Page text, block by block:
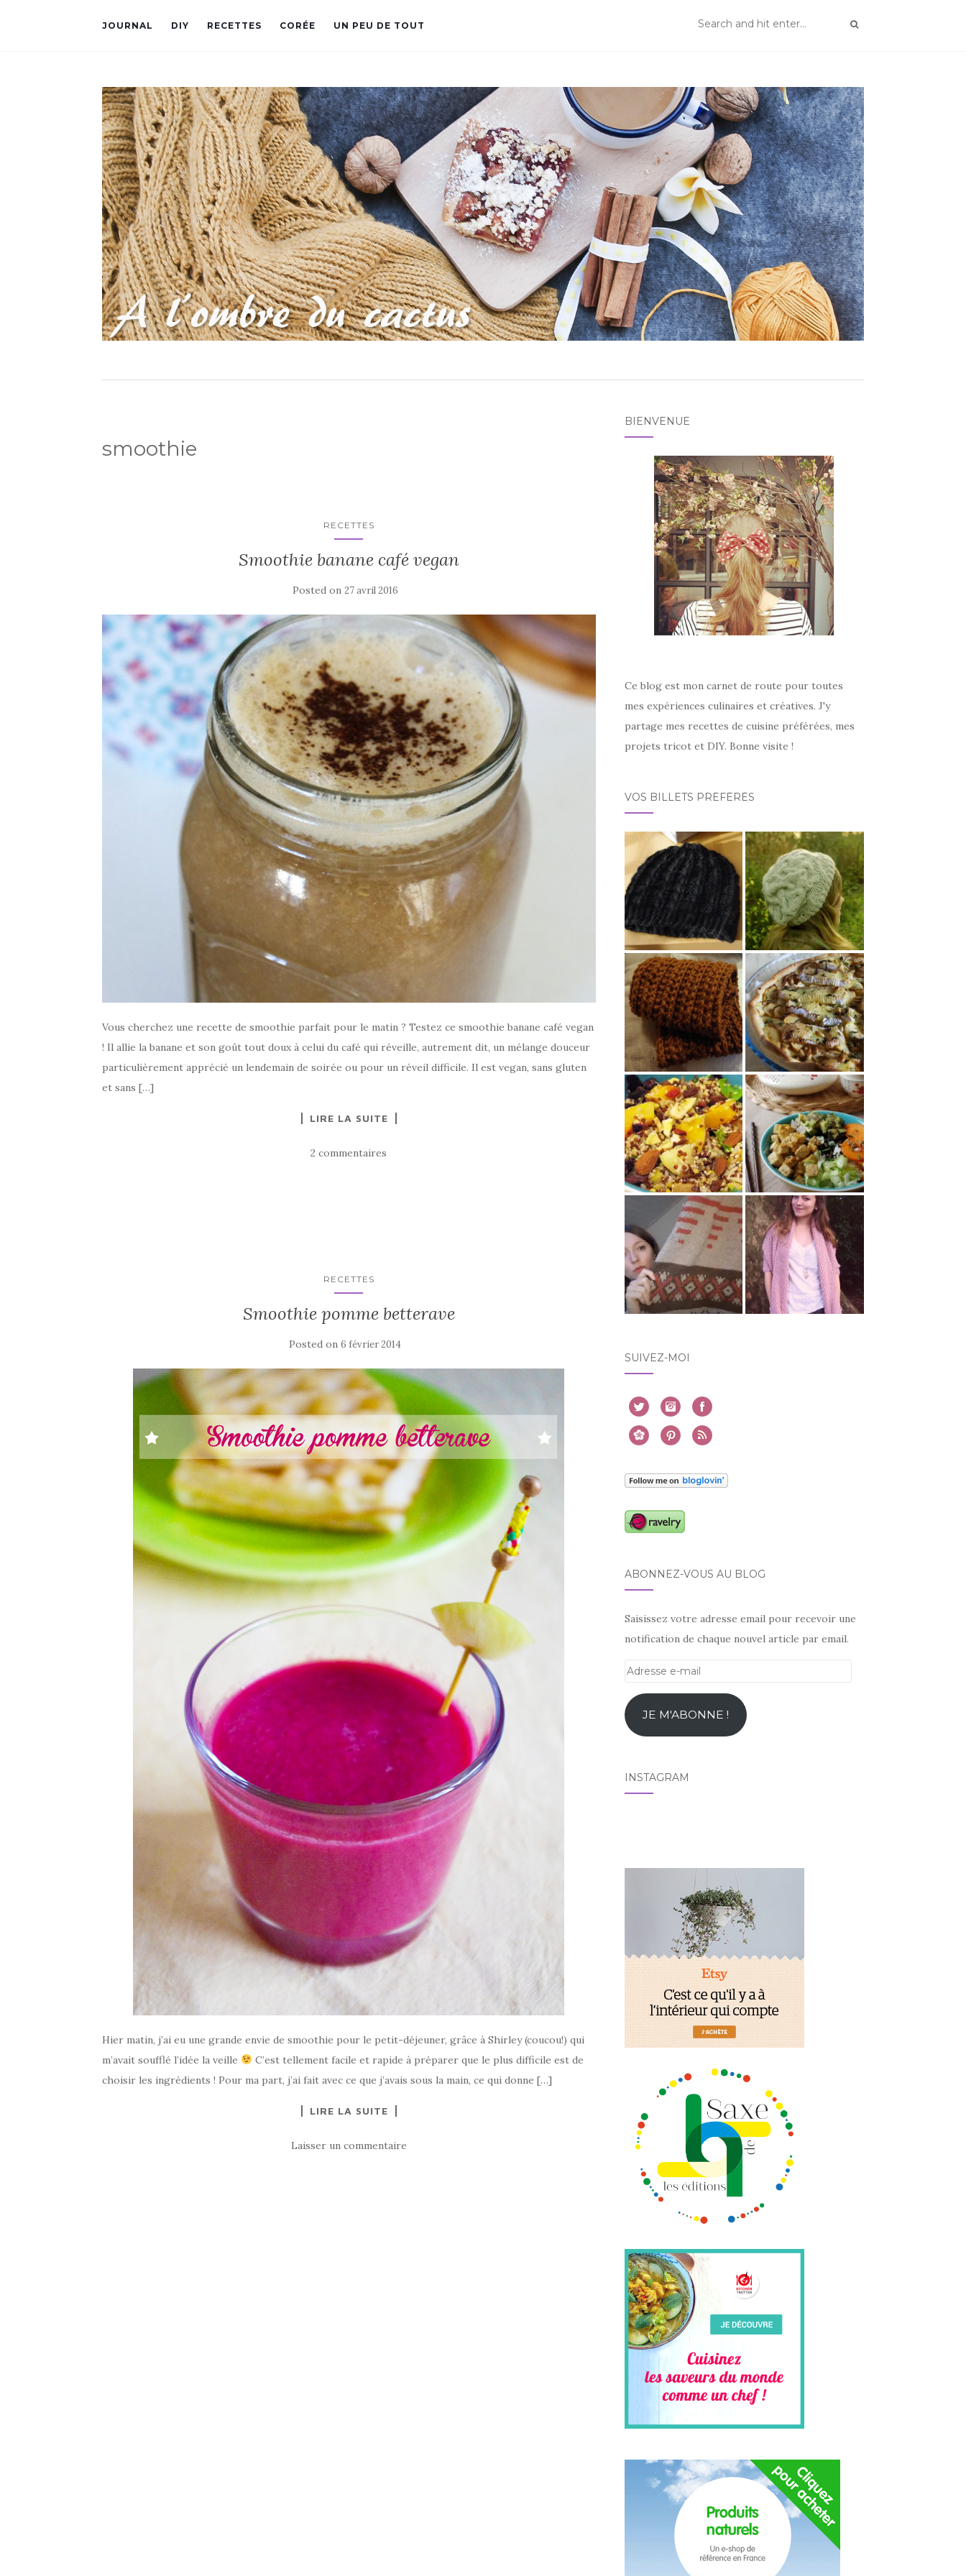
JOURNAL DIY RECETTES CORÉE UN PEU DE TOUT
smoothie
RECETTES
Smoothie banane café vegan
Posted on 27 avril 2016
Vous cherchez une recette de smoothie parfait pour le matin ? Testez ce smoothie banane café vegan
! Il allie la banane et son goût tout doux à celui du café qui réveille, autrement dit, un mélange douceur
particulièrement apprécié un lendemain de soirée ou pour un réveil difficile. Il est vegan, sans gluten
et sans […]
LIRE LA SUITE
2 commentaires
RECETTES
Smoothie pomme betterave
Posted on6 février 2014
Hier matin, j’ai eu une grande envie de smoothie pour le petit-déjeuner, grâce à Shirley (coucou!) qui
m’avait soufflé l’idée la veille
C’est tellement facile et rapide à préparer que le plus difficile est de
choisir les ingrédients ! Pour ma part, j’ai fait avec ce que j’avais sous la main, ce qui donne […]
LIRE LA SUITE
Laisser un commentaire
BIENVENUE
Ce blog est mon carnet de route pour toutes
mes expériences culinaires et créatives. J'y
partage mes recettes de cuisine préférées, mes
projets tricot et DIY. Bonne visite !
VOS BILLETS PRÉFÉRÉS
SUIVEZ-MOI
ABONNEZ-VOUS AU BLOG
Saisissez votre adresse email pour recevoir une
notification de chaque nouvel article par email.
Adresse
mailJE M'ABONNE !
INSTAGRAM